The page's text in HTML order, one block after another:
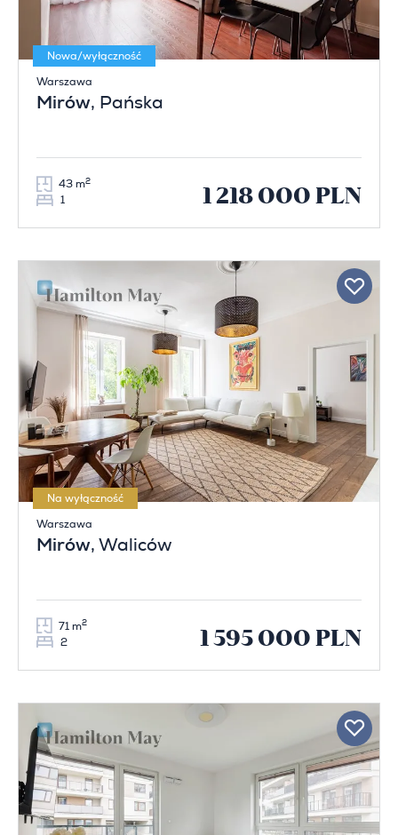
Nowa/wyłączność
Warszawa
Mirów, Pańska
43 m2
1 1 218 000 PLN
Na wyłączność
Warszawa
Mirów, Waliców
71 m2
2 1 595 000 PLN